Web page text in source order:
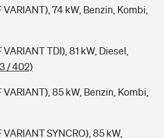
VARIANT), 74 kW, Benzin, Kombi,
TDI), 81 kW, Diesel,
/ 402)
VARIANT), 85 kW, Benzin, Kombi,
VARIANT SYNCRO), 85 kW,